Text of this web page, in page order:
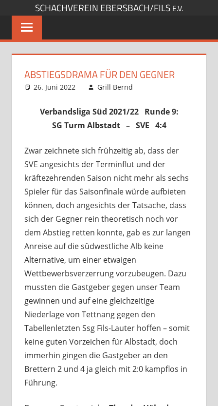
springen
SCHACHVEREIN EBERSBACH/FILS E.V.
ABSTIEGSDRAMA FÜR DEN GEGNER
26. Juni 2022 Grill Bernd
Verbandsliga Süd 2021/22 Runde 9:
SG Turm Albstadt – SVE 4:4
Zwar zeichnete sich frühzeitig ab, dass der
SVE angesichts der Terminflut und der
kräftezehrenden Saison nicht mehr als sechs
Spieler für das Saisonfinale würde aufbieten
können, doch angesichts der Tatsache, dass
sich der Gegner rein theoretisch noch vor
dem Abstieg retten konnte, gab es zur langen
Anreise auf die südwestliche Alb keine
Alternative, um einer etwaigen
Wettbewerbsverzerrung vorzubeugen. Dazu
mussten die Gastgeber gegen unser Team
gewinnen und auf eine gleichzeitige
Niederlage von Tettnang gegen den
Tabellenletzten Ssg Fils-Lauter hoffen – somit
keine guten Vorzeichen für Albstadt, doch
immerhin gingen die Gastgeber an den
Brettern 2 und 4 ja gleich mit 2:0 kampflos in
Führung.